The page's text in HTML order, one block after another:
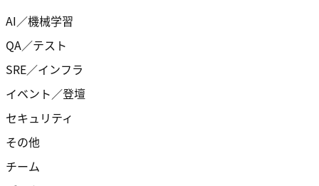
AI／機械学習
QA／テスト
SRE／インフラ
イベント／登壇
セキュリティ
その他
チーム